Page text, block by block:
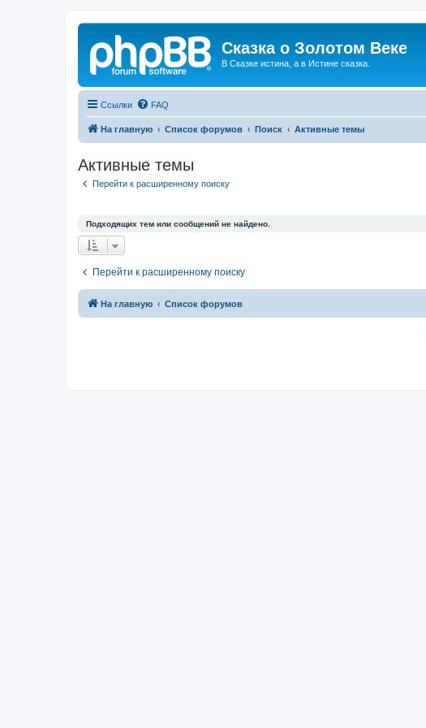
Сказка о Золотом Веке
В Сказке истина, а в Истине сказка.
Ссылки FAQ
На главную Список форумов Поиск Активные темы
Активные темы
Перейти к расширенному поиску
Подходящих тем или сообщений не найдено.
Перейти к расширенному поиску
На главную Список форумов